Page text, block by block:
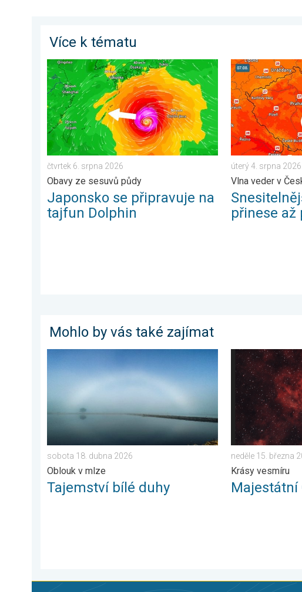
Více k tématu
Japonsko se připravuje na tajfun Dolphin. Obavy ze sesuvů
čtvrtek 6. srpna 2026
Obavy ze sesuvů půdy
Japonsko se připravuje na
tajfun Dolphin
Snesitelnější
úterý 4. srpna 2026
Vlna veder v
přinese až
Mohlo by vás také zajímat
Tajemství bílé duhy. Oblouk v mlze. . . sobota 18. dubna 2026
sobota 18. dubna 2026
Oblouk v mlze
Tajemství bílé duhy
Majestátní Orlí
neděle 15. března
Krásy vesmíru
Majestátní